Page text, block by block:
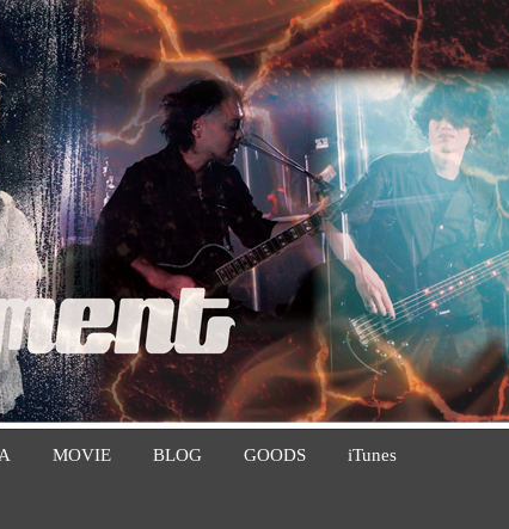
MOVIE BLOG GOODS iTunes